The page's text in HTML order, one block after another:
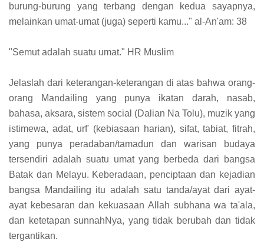
burung-burung yang terbang dengan kedua sayapnya,
melainkan umat-umat (juga) seperti kamu..." al-An'am: 38
"Semut adalah suatu umat." HR Muslim
Jelaslah dari keterangan-keterangan di atas bahwa orang-
orang Mandailing yang punya ikatan darah, nasab,
bahasa, aksara, sistem social (Dalian Na Tolu), muzik yang
istimewa, adat, urf' (kebiasaan harian), sifat, tabiat, fitrah,
yang punya peradaban/tamadun dan warisan budaya
tersendiri adalah suatu umat yang berbeda dari bangsa
Batak dan Melayu. Keberadaan, penciptaan dan kejadian
bangsa Mandailing itu adalah satu tanda/ayat dari ayat-
ayat kebesaran dan kekuasaan Allah subhana wa ta'ala,
dan ketetapan sunnahNya, yang tidak berubah dan tidak
tergantikan.